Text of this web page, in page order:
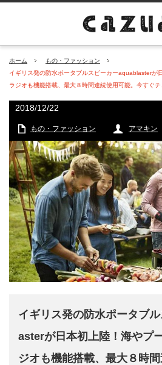
ホーム
もの・ファッション
イギリス発の防水ポータブルスピーカーaquablasterが
ラジオも機能搭載、最大８時間連続使用可能。今すぐチ
2018/12/22
もの・ファッション アマキン
イギリス発の防水ポータブ
asterが日本初上陸！海やプ
ジオも機能搭載、最大８時